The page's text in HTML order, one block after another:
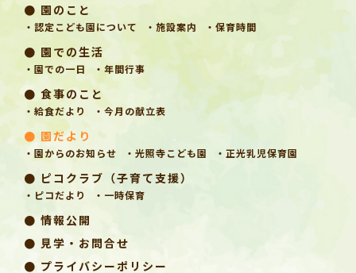
● 園のこと
・認定こども園について ・施設案内 ・保育時間
● 園での生活
・園での一日 ・年間行事
● 食事のこと
・給食だより ・今月の献立表
● 園だより
・園からのお知らせ ・光照寺こども園 ・正光乳児保育園
● ピコクラブ（子育て支援）
・ピコだより ・一時保育
● 情報公開
● 見学・お問合せ
● プライバシーポリシー